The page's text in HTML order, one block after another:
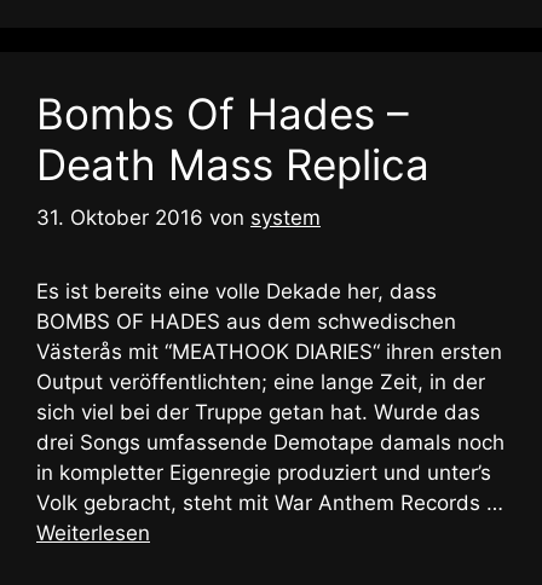
Bombs Of Hades –
Death Mass Replica
31. Oktober 2016 von system
Es ist bereits eine volle Dekade her, dass
BOMBS OF HADES aus dem schwedischen
Västerås mit “MEATHOOK DIARIES“ ihren ersten
Output veröffentlichten; eine lange Zeit, in der
sich viel bei der Truppe getan hat. Wurde das
drei Songs umfassende Demotape damals noch
in kompletter Eigenregie produziert und unter’s
Volk gebracht, steht mit War Anthem Records …
Weiterlesen